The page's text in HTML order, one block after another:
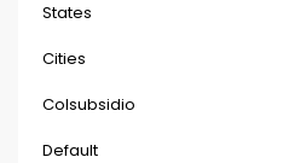
States
Cities
Colsubsidio
Default